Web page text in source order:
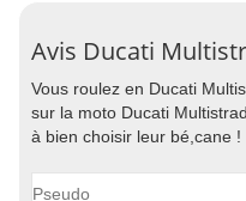
Avis Ducati
Vous roulez en Ducati
sur la moto Ducati
à bien choisir leur bé,cane !